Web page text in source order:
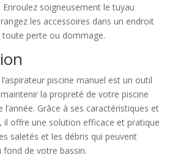
Enroulez soigneusement le tuyau
les accessoires dans un endroit
toute perte ou dommage.
piscine manuel est un outil
la propreté de votre piscine
Grâce à ses caractéristiques et
il offre une solution efficace et pratique
saletés et les débris qui peuvent
fond de votre bassin.